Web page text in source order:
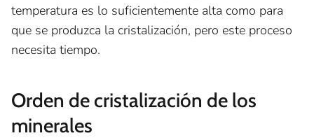
temperatura es lo suficientemente alta como para
que se produzca la cristalización, pero este proceso
necesita tiempo.
Orden de cristalización de los
minerales